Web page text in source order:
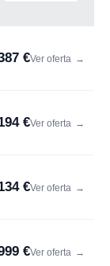
€Ver oferta →
€Ver oferta →
€Ver oferta →
€Ver oferta →